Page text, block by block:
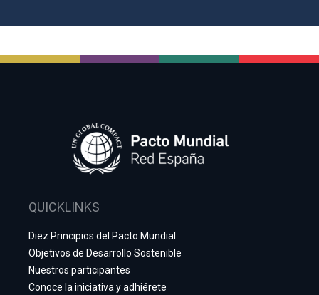
QUICKLINKS
Diez Principios del Pacto Mundial
Objetivos de Desarrollo Sostenible
Nuestros participantes
Conoce la iniciativa y adhiérete